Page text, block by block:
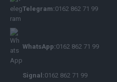
Telegram:0162 862 71 99
WhatsApp:0162 862 71 99
Signal:0162 862 71 99